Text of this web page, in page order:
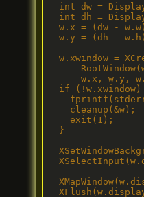
int dw =
int dh =
w.x = (dw -
w.y = (dh -
w.xwindow =
w.x, w.y,
if (!w.xwindow)
    cleanup(&w);
    exit(1);
  }